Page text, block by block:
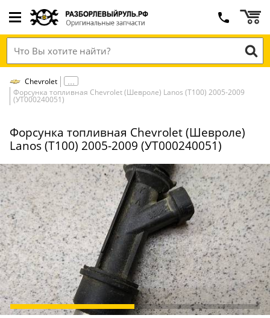
Chevrolet
Форсунка топливная Chevrolet (Шевроле) Lanos (Т100) 2005-2009
(УТ000240051)
Форсунка топливная Chevrolet (Шевроле)
Lanos (Т100) 2005-2009 (УТ000240051)